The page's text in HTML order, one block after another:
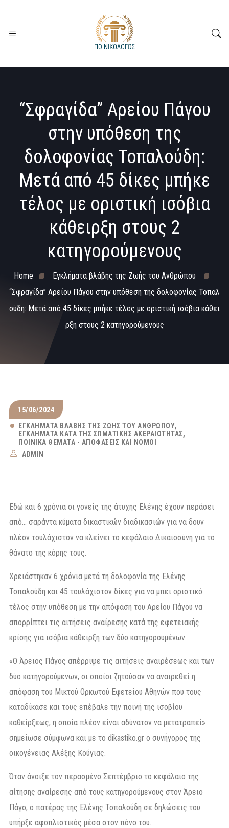
“Σφραγίδα” Αρείου Πάγου
στην υπόθεση της
δολοφονίας Τοπαλούδη:
Μετά από 45 δίκες μπήκε
τέλος με οριστική ισόβια
κάθειρξη στους 2
κατηγορούμενους
Home
Εγκλήματα βλάβης της Ζωής του Ανθρώπου
“Σφραγίδα” Αρείου Πάγου στην υπόθεση της δολοφονίας Τοπαλ
ούδη: Μετά από 45 δίκες μπήκε τέλος με οριστική ισόβια κάθει
ρξη στους 2 κατηγορούμενους
15/06/2024
ΕΓΚΛΉΜΑΤΑ ΒΛΆΒΗΣ ΤΗΣ ΖΩΉΣ ΤΟΥ ΑΝΘΡΏΠΟΥ
ΕΓΚΛΉΜΑΤΑ ΚΑΤΆ ΤΗΣ ΣΩΜΑΤΙΚΉΣ ΑΚΕΡΑΙΌΤΗΤΑΣ
ΠΟΙΝΙΚΆ ΘΈΜΑΤΑ - ΑΠΟΦΆΣΕΙΣ ΚΑΙ ΝΌΜΟΙ
ADMIN
Εδώ και 6 χρόνια οι γονείς της άτυχης Ελένης έχουν περάσει
από… σαράντα κύματα δικαστικών διαδικασιών για να δουν
πλέον τουλάχιστον να κλείνει το κεφάλαιο Δικαιοσύνη για το
θάνατο της κόρης τους.
Χρειάστηκαν 6 χρόνια μετά τη δολοφονία της Ελένης
Τοπαλούδη και 45 τουλάχιστον δίκες για να μπει οριστικό
τέλος στην υπόθεση με την απόφαση του Αρείου Πάγου να
απορρίπτει τις αιτήσεις αναίρεσης κατά της εφετειακής
κρίσης για ισόβια κάθειρξη των δύο κατηγορουμένων.
«Ο Άρειος Πάγος απέρριψε τις αιτήσεις αναιρέσεως και των
δύο κατηγορούμενων, οι οποίοι ζητούσαν να αναιρεθεί η
απόφαση του Μικτού Ορκωτού Εφετείου Αθηνών που τους
καταδίκασε και τους επέβαλε την ποινή της ισοβίου
καθείρξεως, η οποία πλέον είναι αδύνατον να μετατραπεί»
σημείωσε σύμφωνα και με το dikastiko.gr ο συνήγορος της
οικογένειας Αλέξης Κούγιας.
Όταν άνοιξε τον περασμένο Σεπτέμβριο το κεφάλαιο της
αίτησης αναίρεσης από τους κατηγορούμενους στον Άρειο
Πάγο, ο πατέρας της Ελένης Τοπαλούδη σε δηλώσεις του
υπήρξε αφοπλιστικός μέσα στον πόνο του.